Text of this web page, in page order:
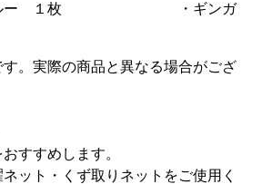
ブルー １枚 ・ギンガ
。実際の商品と異なる場合がござ
すすめします。
ネット・くず取りネットをご使用く